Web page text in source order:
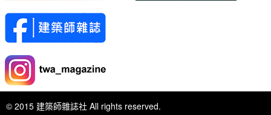
© 2015 建築師雜誌社 All rights reserved.